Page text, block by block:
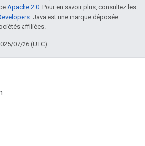
Apache 2.0. Pour en savoir plus, consultez les
. Java est une marque déposée
affiliées.
07/26 (UTC).